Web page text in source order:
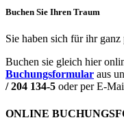
Buchen Sie Ihren Traum
Sie haben sich für ihr ganz
Buchen sie gleich hier
Buchungsformular aus
/ 204 134-5 oder per E-
ONLINE